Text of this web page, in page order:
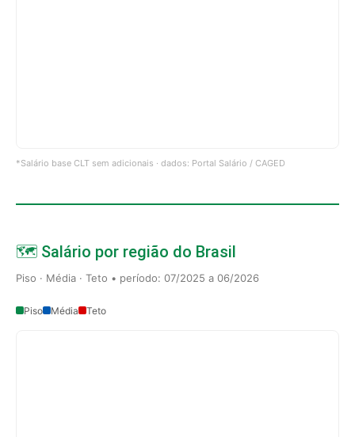
*Salário base CLT sem adicionais · dados: Portal Salário / CAGED
🗺️ Salário por região do Brasil
Piso · Média · Teto • período: 07/2025 a 06/2026
Piso Média Teto